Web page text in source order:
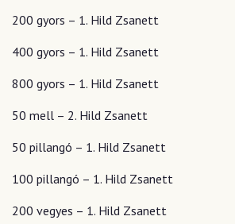
200 gyors – 1. Hild Zsanett
400 gyors – 1. Hild Zsanett
800 gyors – 1. Hild Zsanett
50 mell – 2. Hild Zsanett
50 pillangó – 1. Hild Zsanett
100 pillangó – 1. Hild Zsanett
200 vegyes – 1. Hild Zsanett